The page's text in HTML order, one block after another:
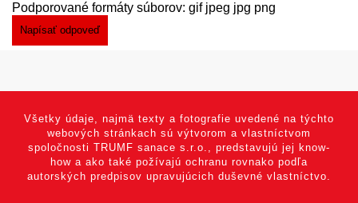
Podporované formáty súborov: gif jpeg jpg png
Všetky údaje, najmä texty a fotografie uvedené na týchto
webových stránkach sú výtvorom a vlastníctvom
spoločnosti TRUMF sanace s.r.o., predstavujú jej know-
how a ako také požívajú ochranu rovnako podľa
autorských predpisov upravujúcich duševné vlastníctvo.